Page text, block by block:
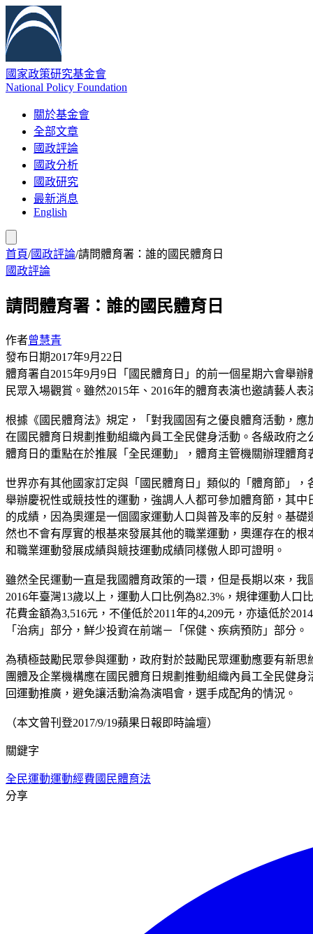
國家政策研究基金會
National Policy Foundation
關於基金會
全部文章
國政評論
國政分析
國政研究
最新消息
English
首頁/國政評論/請問體育署：誰的國民體育日
國政評論
請問體育署：誰的國民體育日
作者曾慧青
發布日期2017年9月22日
體育署自2015年9月9日「國民體育日」的前一個星期六會舉
民眾入場觀賞。雖然2015年、2016年的體育表演也邀請藝人
根據《國民體育法》規定，「對我國固有之優良體育活動，
在國民體育日規劃推動組織內員工全民健身活動。各級政府
體育日的重點在於推展「全民運動」，體育主管機關辦理體
世界亦有其他國家訂定與「國民體育日」類似的「體育節」
舉辦慶祝性或競技性的運動，強調人人都可參加體育節，其
的成績，因為奧運是一個國家運動人口與普及率的反射。基
然也不會有厚實的根基來發展其他的職業運動，奧運存在的
和職業運動發展成績與競技運動成績同樣傲人即可證明。
雖然全民運動一直是我國體育政策的一環，但是長期以來，
2016年臺灣13歲以上，運動人口比例為82.3%，規律運動人口
花費金額為3,516元，不僅低於2011年的4,209元，亦遠低於
「治病」部分，鮮少投資在前端－「保健、疾病預防」部分。
為積極鼓勵民眾參與運動，政府對於鼓勵民眾運動應要有新
團體及企業機構應在國民體育日規劃推動組織內員工全民健
回運動推廣，避免讓活動淪為演唱會，選手成配角的情況。
（本文曾刊登2017/9/19蘋果日報即時論壇）
關鍵字
全民運動運動經費 國民體育法
分享